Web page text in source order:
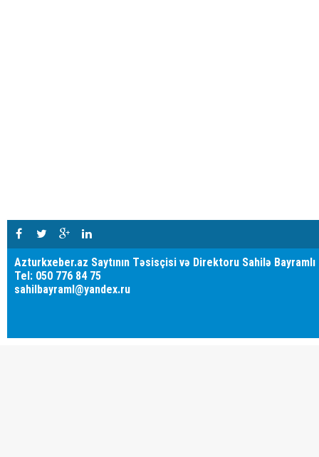
Azturkxeber.az Saytının Təsisçisi və Direktoru Sahilə Bayramlı
Tel: 050 776 84 75
sahilbayraml@yandex.ru